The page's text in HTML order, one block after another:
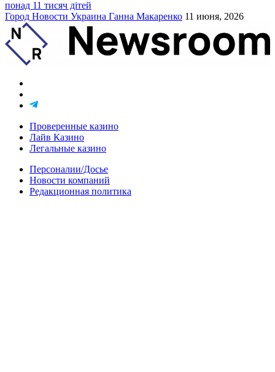
понад 11 тисяч дітей
Город Новости Украина Ганна Макаренко 11 июня, 2026
Проверенные казино
Лайв Казино
Легальные казино
Персоналии/Досье
Новости компаний
Редакционная политика